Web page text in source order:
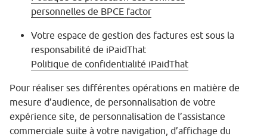
personnelles de BPCE factor
Votre espace de gestion des factures est sous la
responsabilité de iPaidThat
Politique de confidentialité iPaidThat
Pour réaliser ses différentes opérations en matière de
mesure d’audience, de personnalisation de votre
expérience site, de personnalisation de l’assistance
commerciale suite à votre navigation, d’affichage du